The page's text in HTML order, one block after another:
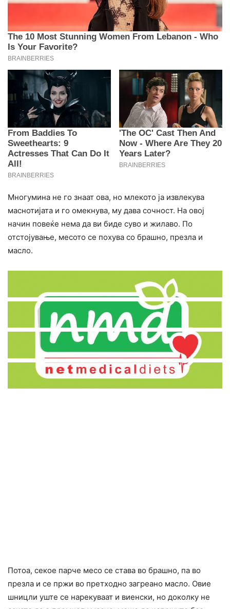
Многумина не го знаат ова, но млекото ја извлекува
маснотијата и го омекнува, му дава сочност. На овој
начин повеќе нема да ви биде суво и жилаво. По
отстојување, месото се похува со брашно, презла и
масло.
Потоа, секое парче месо се става во брашно, па во
презла и се пржи во претходно загреано масло. Овие
шницли уште се нарекуваат и виенски, но доколку не